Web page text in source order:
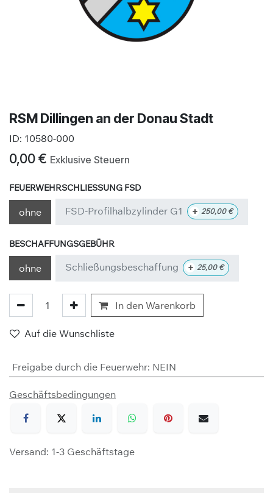
RSM Dillingen an der Donau Stadt
ID: 10580-000
0,00€ Exklusive Steuern
FEUERWEHRSCHLIESSUNG FSD
ohne FSD-Profilhalbzylinder G1 + 250,00€
BESCHAFFUNGSGEBÜHR
ohne Schließungsbeschaffung + 25,00€
In den Warenkorb
Auf die Wunschliste
Freigabe durch die Feuerwehr: NEIN
Geschäftsbedingungen
Versand: 1-3 Geschäftstage